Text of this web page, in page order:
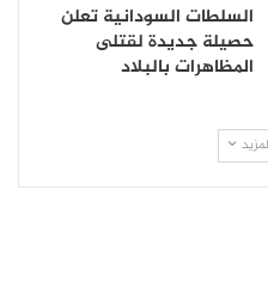
السلطات السودانية تعلن
حصيلة جديدة لقتلى
المظاهرات بالبلاد